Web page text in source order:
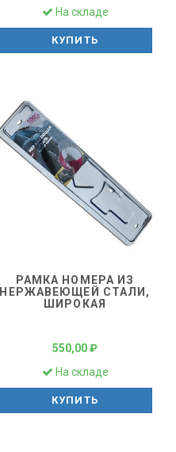
На складе
КУПИТЬ
РАМКА НОМЕРА ИЗ
НЕРЖАВЕЮЩЕЙ СТАЛИ,
ШИРОКАЯ
550,00 ₽
На складе
КУПИТЬ